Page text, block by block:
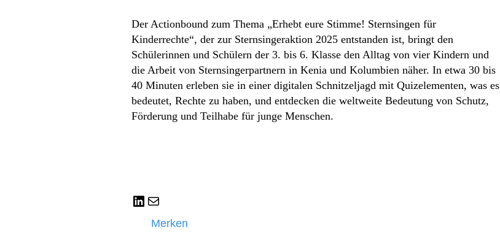
Der Actionbound zum Thema „Erhebt eure Stimme! Sternsingen für
Kinderrechte“, der zur Sternsingeraktion 2025 entstanden ist, bringt den
Schülerinnen und Schülern der 3. bis 6. Klasse den Alltag von vier Kindern und
die Arbeit von Sternsingerpartnern in Kenia und Kolumbien näher. In etwa 30 bis
40 Minuten erleben sie in einer digitalen Schnitzeljagd mit Quizelementen, was es
bedeutet, Rechte zu haben, und entdecken die weltweite Bedeutung von Schutz,
Förderung und Teilhabe für junge Menschen.
LinkedIn E-Mail
Merken